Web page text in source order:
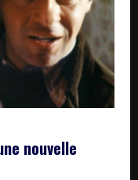
nouvelle